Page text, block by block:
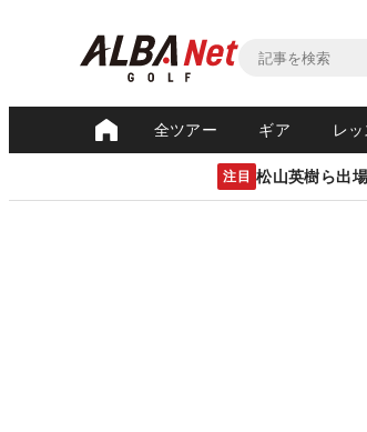
全ツアー ギア レ
注目 松山英樹ら出